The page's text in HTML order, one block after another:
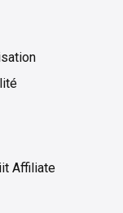
Affiliate